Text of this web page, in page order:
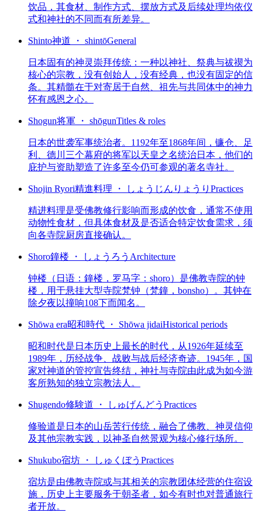
饮品，其食材、制作方式、摆放方式及后续处理均依仪
式和神社的不同而有所差异。
Shinto神道 ・ shintōGeneral
日本固有的神灵崇拜传统：一种以神社、祭典与祓禊为
核心的宗教，没有创始人，没有经典，也没有固定的信
条。其精髓在于对寄居于自然、祖先与共同体中的神力
怀有感恩之心。
Shogun将軍 ・ shōgunTitles & roles
日本的世袭军事统治者。1192年至1868年间，镰仓、足
利、德川三个幕府的将军以天皇之名统治日本，他们的
庇护与资助塑造了许多至今仍可参观的著名寺社。
Shojin Ryori精進料理 ・ しょうじんりょうり Practices
精进料理是受佛教修行影响而形成的饮食，通常不使用
动物性食材，但具体食材及是否适合特定饮食需求，须
向各寺院厨房直接确认。
Shoro鐘楼 ・ しょうろう Architecture
钟楼（日语：鐘楼，罗马字：shoro）是佛教寺院的钟
楼，用于悬挂大型寺院梵钟（梵鐘，bonsho）。其钟在
除夕夜以撞响108下而闻名。
Shōwa era昭和時代 ・ Shōwa jidaiHistorical periods
昭和时代是日本历史上最长的时代，从1926年延续至
1989年，历经战争、战败与战后经济奇迹。1945年，国
家对神道的管控宣告终结，神社与寺院由此成为如今游
客所熟知的独立宗教法人。
Shugendo修験道 ・ しゅげんどう Practices
修验道是日本的山岳苦行传统，融合了佛教、神灵信仰
及其他宗教实践，以神圣自然景观为核心修行场所。
Shukubo宿坊 ・ しゅくぼう Practices
宿坊是由佛教寺院或与其相关的宗教团体经营的住宿设
施，历史上主要服务于朝圣者，如今有时也对普通旅行
者开放。